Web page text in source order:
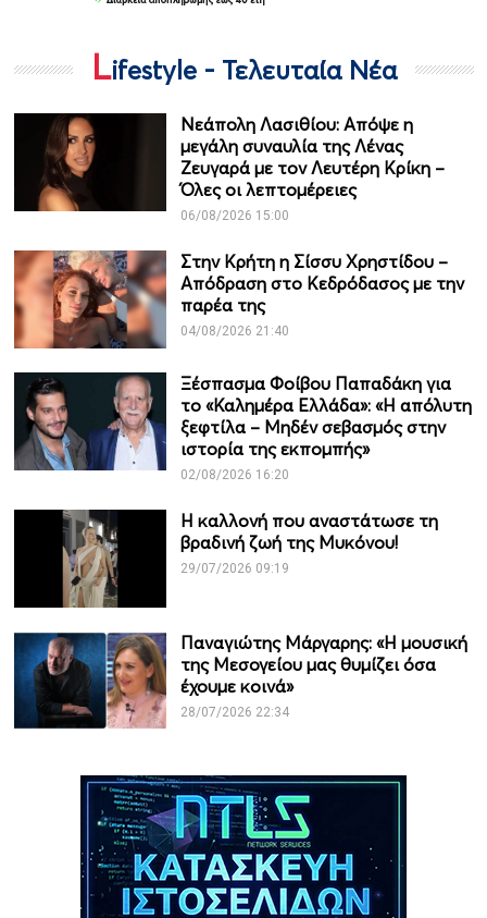
Lifestyle - Τελευταία Νέα
Νεάπολη Λασιθίου: Απόψε η
μεγάλη συναυλία της Λένας
Ζευγαρά με τον Λευτέρη Κρίκη –
Όλες οι λεπτομέρειες
06/08/2026 15:00
Στην Κρήτη η Σίσσυ Χρηστίδου –
Απόδραση στο Κεδρόδασος με την
παρέα της
04/08/2026 21:40
Ξέσπασμα Φοίβου Παπαδάκη για
το «Καλημέρα Ελλάδα»: «Η απόλυτη
ξεφτίλα – Μηδέν σεβασμός στην
ιστορία της εκπομπής»
02/08/2026 16:20
Η καλλονή που αναστάτωσε τη
βραδινή ζωή της Μυκόνου!
29/07/2026 09:19
Παναγιώτης Μάργαρης: «Η μουσική
της Μεσογείου μας θυμίζει όσα
έχουμε κοινά»
28/07/2026 22:34